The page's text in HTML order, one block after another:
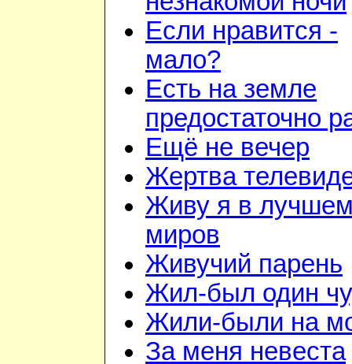
Если нравится -
мало?
Есть на земле
предостаточно
Ещё не вечер
Жертва
Живу я в
миров
Живучий парень
Жил-был один
Жили-были на
За меня невеста